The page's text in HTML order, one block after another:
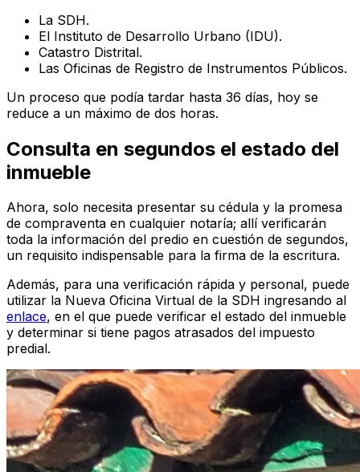
La SDH.
El Instituto de Desarrollo Urbano (IDU).
Catastro Distrital.
Las Oficinas de Registro de Instrumentos Públicos.
Un proceso que podía tardar hasta 36 días, hoy se
reduce a un máximo de dos horas.
Consulta en segundos el estado del
inmueble
Ahora, solo necesita presentar su cédula y la promesa
de compraventa en cualquier notaría; allí verificarán
toda la información del predio en cuestión de segundos,
un requisito indispensable para la firma de la escritura.
Además, para una verificación rápida y personal, puede
utilizar la Nueva Oficina Virtual de la SDH ingresando al
enlace, en el que puede verificar el estado del inmueble
y determinar si tiene pagos atrasados del impuesto
predial.